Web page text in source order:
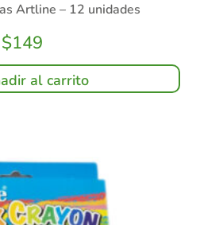
Artline – 12 unidades
$149
al carrito